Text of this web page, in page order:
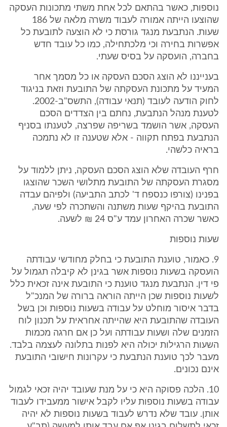
נוספות, כאשר בהתאם לכל אחת משתי מתכונות העסקה
שהוצעו הייתה אמורה לעבוד משרה מלאה של 186
שעות. הנתבעת מנגד גורסת כי לא הוצעה לתובעת כל
אפשרות בחירה וכי מלכתחילה, כמו כל עובד חדש
בחברה, הועסקה על בסיס שעתי.
בענייננו לא הוצג הסכם העסקה או כל מסמך אחר
המעיד על מתכונת העסקתה של התובעת וזאת בניגוד
לחוק הודעה לעובד (תנאי עבודה), התשס"ב-2002.
לטענת מנהל הנתבעת, נחתם בין הצדדים הסכם
העסקה, אשר הושמד בשריפה שפרצה, לטענתו בסניף
הנתבעת בפתח תקווה - אלא שטענה זו לא נתמכה
בראיה כלשהי.
חרף העובדה שלא הוצג הסכם העסקה, ניתן ללמוד על
מסגרת העסקתה של התובעת מתלושי השכר שהוצגו
בפנינו (צורפו כנספח ד' לכתב התביעה) ולפיהם עבדה
התובעת בהיקף שעות משתנה והשתכרה לפי שעה,
כאשר שכרה האחרון עמד ע"ס 24 ₪ לשעה.
שעות נוספות
9. כאמור, טוענת התובעת כי בחלק מחודשי עבודתה
הועסקה בשעות נוספות אשר בגינן לא קיבלה תגמול על
פי דין. הנתבעת מנגד טוענת כי התובעת אינה זכאית כלל
לשעות נוספות שכן הייתה הוראה ברורה של המנכ"ל
בדבר איסור מוחלט על עבודה בשעות נוספות וכן בשל
העובדה שהתובעת היא שהייתה אחראית על תכנון לוח
הזמנים שלה ושעות עבודתה ועל כן אם חרגה מכמות
השעות הרגילות יכולה היא לפנות בתלונה לעצמה בלבד.
מעבר לכך טוענת הנתבעת כי עקרונות חישובי התובעת
אינם נכונים.
10. הלכה פסוקה היא כי על מנת שעובד יהיה זכאי לגמול
עבודה בשעות נוספות עליו לקבל אישור ממעבידו לעבוד
אותן. עובד שלא נדרש לעבוד בשעות נוספות לא יהיה